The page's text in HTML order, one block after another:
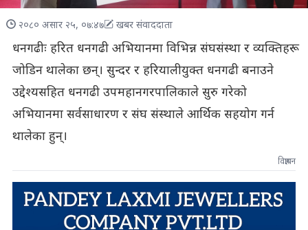
२०८० असार २५, ०७:४७ खबर संवाददाता
धनगढीः हरित धनगढी अभियानमा विभिन्न संघसंस्था र व्यक्तिहरू
जोडिन थालेका छन्। सुन्दर र हरियालीयुक्त धनगढी बनाउने
उद्देश्यसहित धनगढी उपमहानगरपालिकाले सुरु गरेको
अभियानमा सर्वसाधारण र संघ संस्थाले आर्थिक सहयोग गर्न
थालेका हुन्।
विज्ञापन